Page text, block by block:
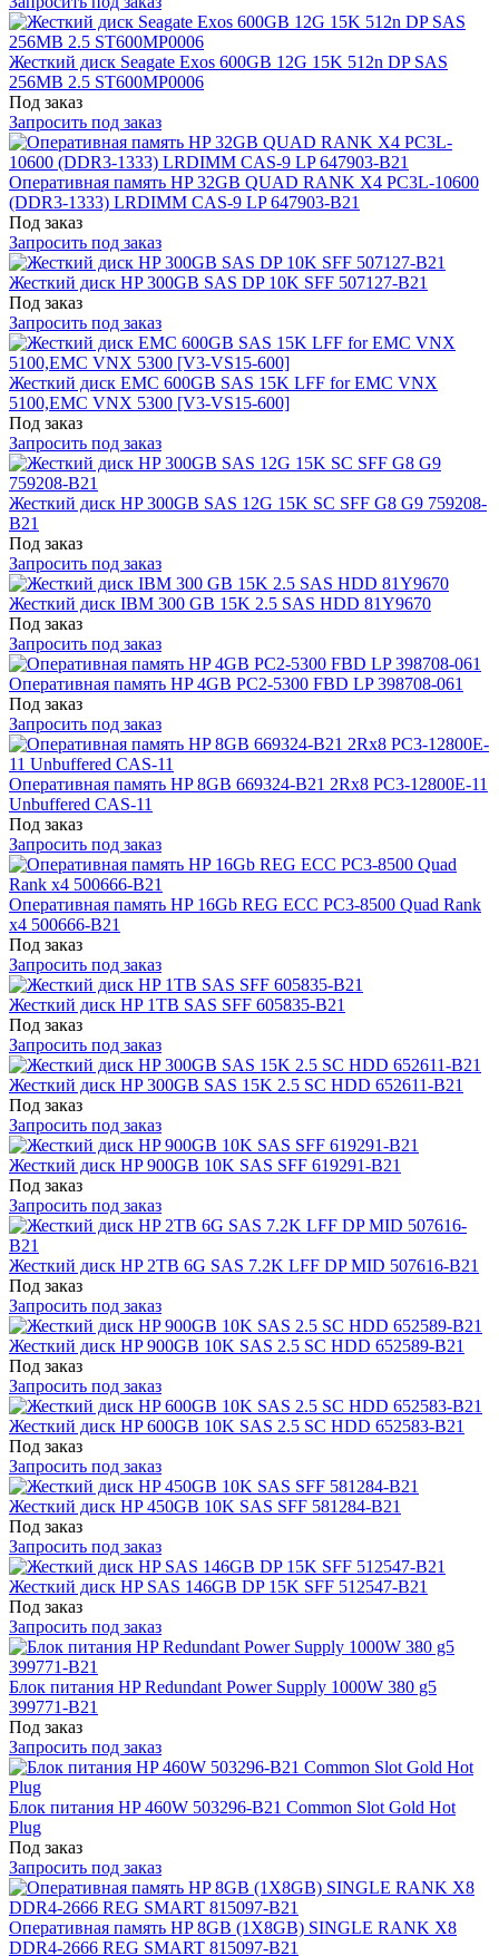
Жесткий диск Seagate Exos 600GB 12G 15K 512n DP SAS
256MB 2.5 ST600MP0006
Под заказ
Запросить под заказ
Оперативная память HP 32GB QUAD RANK X4 PC3L-10600
(DDR3-1333) LRDIMM CAS-9 LP 647903-B21
Под заказ
Запросить под заказ
Жесткий диск HP 300GB SAS DP 10K SFF 507127-B21
Под заказ
Запросить под заказ
Жесткий диск EMC 600GB SAS 15K LFF for EMC VNX
5100,EMC VNX 5300 [V3-VS15-600]
Под заказ
Запросить под заказ
Жесткий диск HP 300GB SAS 12G 15K SC SFF G8 G9 759208-
B21
Под заказ
Запросить под заказ
Жесткий диск IBM 300 GB 15K 2.5 SAS HDD 81Y9670
Под заказ
Запросить под заказ
Оперативная память HP 4GB PC2-5300 FBD LP 398708-061
Под заказ
Запросить под заказ
Оперативная память HP 8GB 669324-B21 2Rx8 PC3-12800E-11
Unbuffered CAS-11
Под заказ
Запросить под заказ
Оперативная память HP 16Gb REG ECC PC3-8500 Quad Rank
x4 500666-B21
Под заказ
Запросить под заказ
Жесткий диск HP 1TB SAS SFF 605835-B21
Под заказ
Запросить под заказ
Жесткий диск HP 300GB SAS 15K 2.5 SC HDD 652611-B21
Под заказ
Запросить под заказ
Жесткий диск HP 900GB 10K SAS SFF 619291-B21
Под заказ
Запросить под заказ
Жесткий диск HP 2TB 6G SAS 7.2K LFF DP MID 507616-B21
Под заказ
Запросить под заказ
Жесткий диск HP 900GB 10K SAS 2.5 SC HDD 652589-B21
Под заказ
Запросить под заказ
Жесткий диск HP 600GB 10K SAS 2.5 SC HDD 652583-B21
Под заказ
Запросить под заказ
Жесткий диск HP 450GB 10K SAS SFF 581284-B21
Под заказ
Запросить под заказ
Жесткий диск HP SAS 146GB DP 15K SFF 512547-B21
Под заказ
Запросить под заказ
Блок питания HP Redundant Power Supply 1000W 380 g5
399771-B21
Под заказ
Запросить под заказ
Блок питания HP 460W 503296-B21 Common Slot Gold Hot
Plug
Под заказ
Запросить под заказ
Оперативная память HP 8GB (1X8GB) SINGLE RANK X8
DDR4-2666 REG SMART 815097-B21